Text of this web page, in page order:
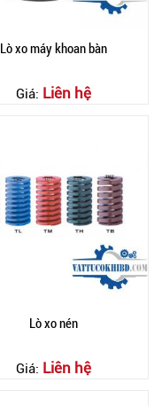
Lò xo máy khoan bàn
Giá: Liên hệ
Lò xo nén
Giá: Liên hệ